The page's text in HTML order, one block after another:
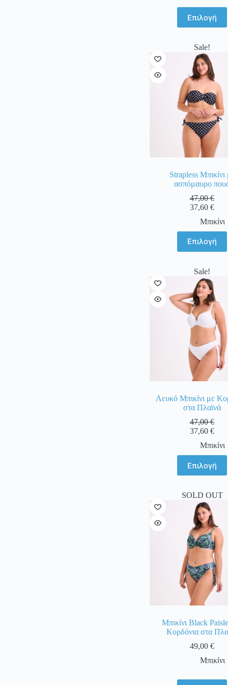
Επιλογή
το
προϊόν
Οι
επιλογές
μπορούν
να
στη
σελίδα
του
Sale!
Strapless Μπικίνι
ασπόμαυρο
47,00€
37,60€
Μπικίνι
Επιλογή
το
προϊόν
Οι
επιλογές
μπορούν
στη
σελίδα
του
Sale!
Λευκό Μπικίνι με
στα Πλαϊνά
47,00€
37,60€
Μπικίνι
Επιλογή
το
προϊόν
Οι
επιλογές
μπορούν
να
στη
σελίδα
του
SOLD OUT
Μπικίνι Black
Κορδόνια στα
49,00€
Μπικίνι